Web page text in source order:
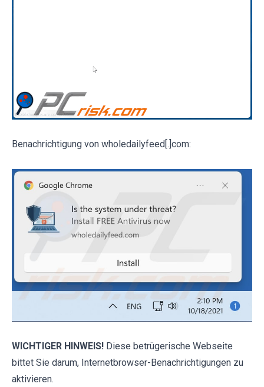
Benachrichtigung von wholedailyfeed[.]com:
WICHTIGER HINWEIS! Diese betrügerische Webseite
bittet Sie darum, Internetbrowser-Benachrichtigungen zu
aktivieren.